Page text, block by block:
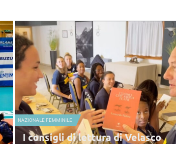
NAZIONALE FEMMINILE
I consigli di lettura di Velasco